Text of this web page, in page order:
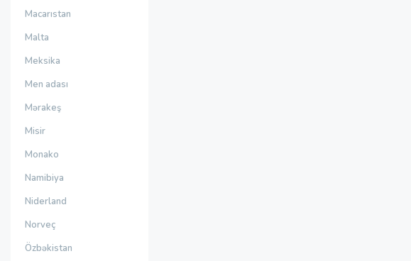
Macarıstan
Malta
Meksika
Men adası
Mərakeş
Misir
Monako
Namibiya
Niderland
Norveç
Özbəkistan